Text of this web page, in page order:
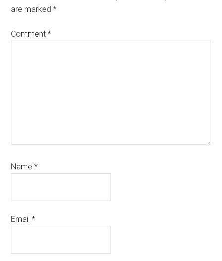
are marked*
Comment*
Name*
Email*